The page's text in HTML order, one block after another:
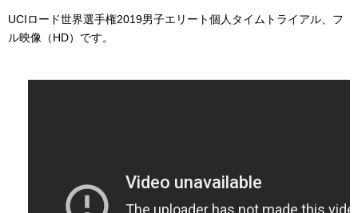
UCIロード世界選手権2019男子エリート個人タイムトライアル、フ
ル映像（HD）です。